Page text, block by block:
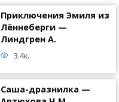
Приключения Эмиля из
Лённеберги —
Линдгрен А.
3.4к.
Саша-дразнилка —